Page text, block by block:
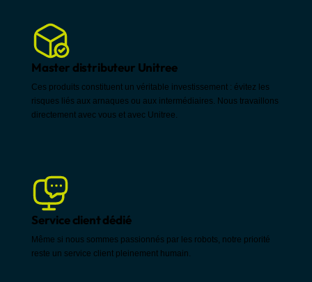
Master distributeur Unitree
Ces produits constituent un véritable investissement : évitez les
risques liés aux arnaques ou aux intermédiaires. Nous travaillons
directement avec vous et avec Unitree.
Service client dédié
Même si nous sommes passionnés par les robots, notre priorité
reste un service client pleinement humain.